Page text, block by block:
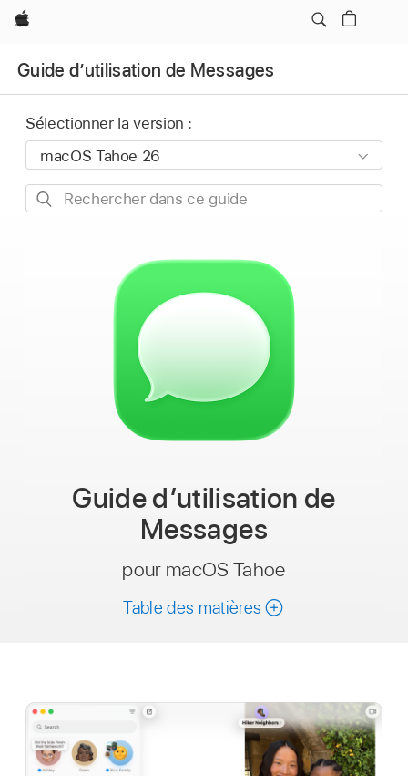
Apple
Guide d’utilisation de Messages
Sélectionner la version :
Rechercher
Guide d’utilisation de
Messages
pour macOS Tahoe
Table des matières